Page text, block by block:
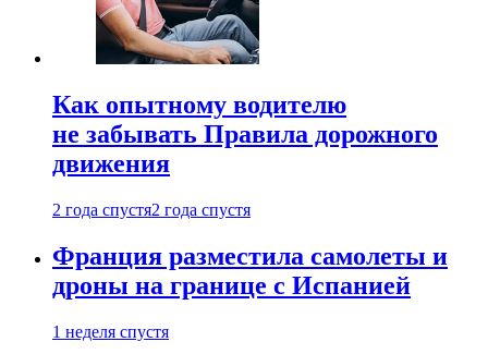
Как опытному водителю
не забывать Правила дорожного
движения
2 года спустя2 года спустя
Франция разместила самолеты и
дроны на границе с Испанией
1 неделя спустя